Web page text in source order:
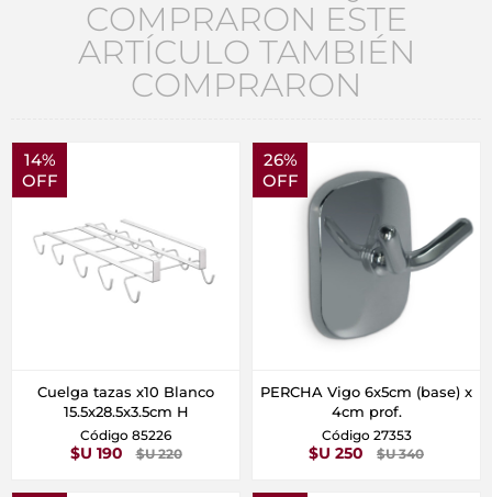
COMPRARON ESTE
ARTÍCULO TAMBIÉN
COMPRARON
14%
OFF
Cuelga tazas x10 Blanco
15.5x28.5x3.5cm H
Código 85226
$U 190 $U 220
26%
OFF
PERCHA Vigo 6x5cm (base) x
4cm prof.
Código 27353
$U 250 $U 340